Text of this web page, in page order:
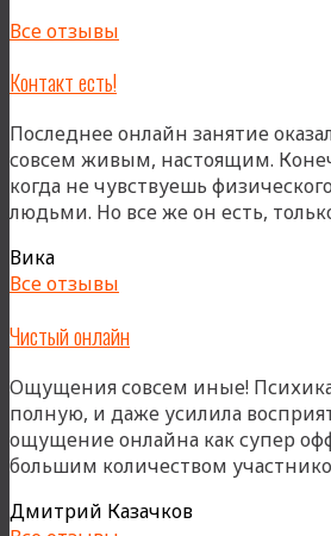
Все отзывы
Контакт есть!
Последнее онлайн занятие
совсем живым, настоящим.
когда не чувствуешь
людьми. Но все же он есть,
Вика
Все отзывы
Чистый онлайн
Ощущения совсем иные!
полную, и даже усилила
ощущение онлайна как супер
большим количеством
Дмитрий Казачков